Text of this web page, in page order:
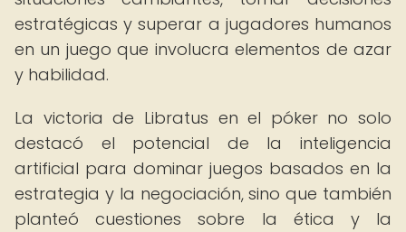
estratégicas y superar a jugadores humanos
en un juego que involucra elementos de azar
y habilidad.
La victoria de Libratus en el póker no solo
destacó el potencial de la inteligencia
artificial para dominar juegos basados en la
estrategia y la negociación, sino que también
planteó cuestiones sobre la ética y la